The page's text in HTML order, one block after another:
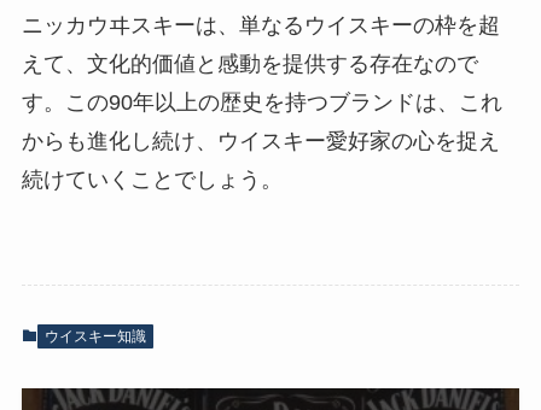
ニッカウヰスキーは、単なるウイスキーの枠を超
えて、文化的価値と感動を提供する存在なので
す。この90年以上の歴史を持つブランドは、これ
からも進化し続け、ウイスキー愛好家の心を捉え
続けていくことでしょう。
ウイスキー知識